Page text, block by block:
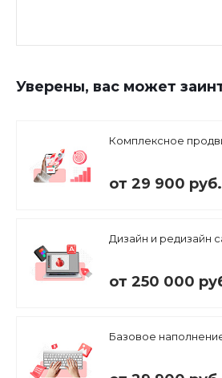
Уверены, вас может
Комплексное
от 29 900 руб.
Дизайн и редизайн
от 250 000
Базовое